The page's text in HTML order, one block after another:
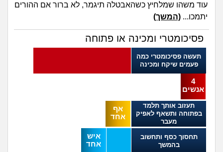
מה שעובר עליי
שומרים על הגוף
יוקר המחיה
עוד משהו שמלחיץ כשהאבטלה תיגמר, לא ברור אם ההורים
יתמכו... (המשך)
פסיכומטרי ומכינה או פתוחה
תעשה פסיכומטרי כמה
פעמים שיקח ומכינה
4
אנשים
תעזוב אותך תלמד
בפתוחה ותשאף לאפיק
מעבר
אף
אחד
תחסוך כסף ותחשוב
בהמשך
איש
אחד